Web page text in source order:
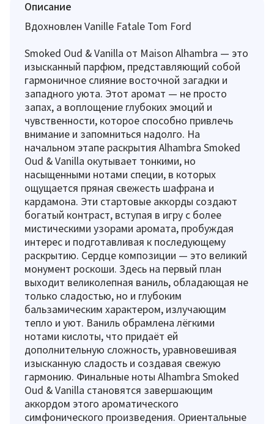
Описание
Вдохновлен Vanille Fatale Tom Ford
Smoked Oud & Vanilla от Maison Alhambra — это
изысканный парфюм, представляющий собой
гармоничное слияние восточной загадки и
западного уюта. Этот аромат — не просто
запах, а воплощение глубоких эмоций и
чувственности, которое способно привлечь
внимание и запомниться надолго. На
начальном этапе раскрытия Alhambra Smoked
Oud & Vanilla окутывает тонкими, но
насыщенными нотами специи, в которых
ощущается пряная свежесть шафрана и
кардамона. Эти стартовые аккорды создают
богатый контраст, вступая в игру с более
мистическими узорами аромата, пробуждая
интерес и подготавливая к последующему
раскрытию. Сердце композиции — это великий
монумент роскоши. Здесь на первый план
выходит великолепная ваниль, обладающая не
только сладостью, но и глубоким
бальзамическим характером, излучающим
тепло и уют. Ваниль обрамлена лёгкими
нотами кислоты, что придаёт ей
дополнительную сложность, уравновешивая
изысканную сладость и создавая свежую
гармонию. Финальные ноты Alhambra Smoked
Oud & Vanilla становятся завершающим
аккордом этого ароматического
симфонического произведения. Ориентальные